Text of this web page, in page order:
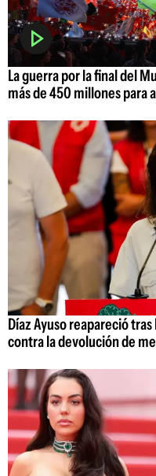
La guerra por la final del
más de 450 millones para
Díaz Ayuso reapareció
contra la devolución de